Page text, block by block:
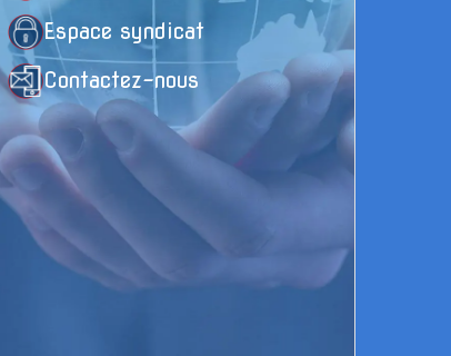
Espace syndicat
Contactez-nous